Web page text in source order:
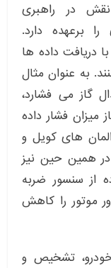
نقش در راهبری
برعهده دارد.
کامپیوترهای خودرو یا به اختصار ECU با دریافت داده ها
به عنوان مثال
گاز می فشارد،
میزان فشار داده
های کویل و
در همین حین نیز
از سنسور ضربه
موتور را کاهش
تشخیص و